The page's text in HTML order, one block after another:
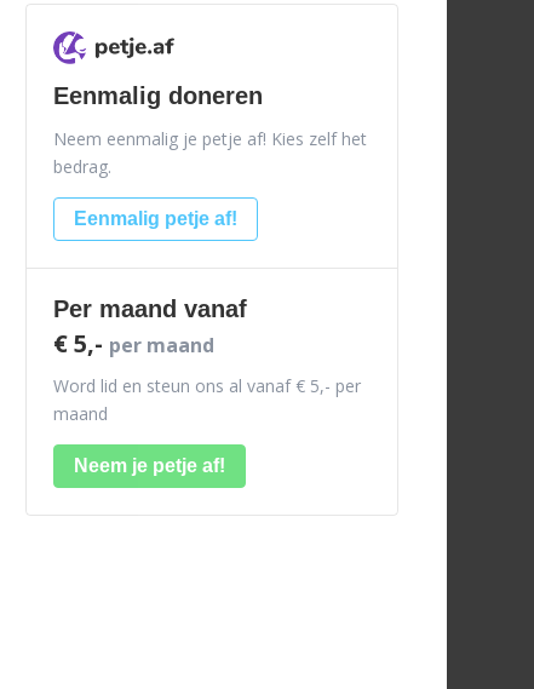
Eenmalig doneren
Neem eenmalig je petje af! Kies zelf het
bedrag.
Eenmalig petje af!
Per maand vanaf
€ 5,- per maand
Word lid en steun ons al vanaf € 5,- per
maand
Neem je petje af!